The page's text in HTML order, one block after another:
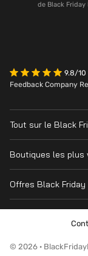
de Black
9.8/10
Feedback Company
Tout sur le Black
Magasins
Cyber Monday
Boutiques les plus
MediaMarkt
Fnac
Offres Black Friday
© 2026 ·